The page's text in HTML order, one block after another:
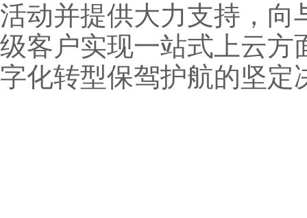
活动并提供大力支持，向
级客户实现一站式上云方
字化转型保驾护航的坚定